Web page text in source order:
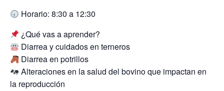
Horario: 8:30 a 12:30
¿Qué vas a aprender?
Diarrea y cuidados en terneros
Diarrea en potrillos
Alteraciones en la salud del bovino que impactan en
la reproducción